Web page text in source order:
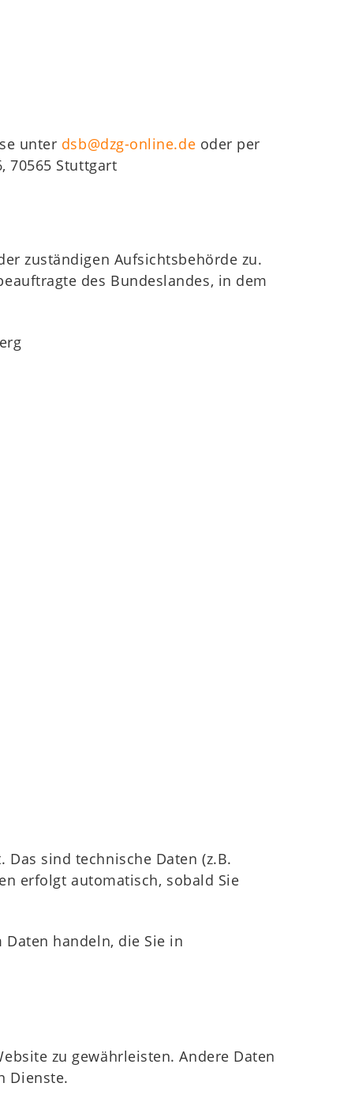
unter dsb@dzg-online.de oder per
70565 Stuttgart
zuständigen Aufsichtsbehörde zu.
des Bundeslandes, in dem
sind technische Daten (z.B.
erfolgt automatisch, sobald Sie
handeln, die Sie in
zu gewährleisten. Andere Daten
Dienste.